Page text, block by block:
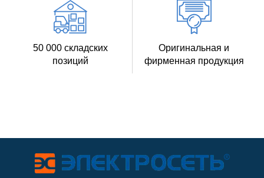
50 000 складских
позиций
Оригинальная и
фирменная продукция